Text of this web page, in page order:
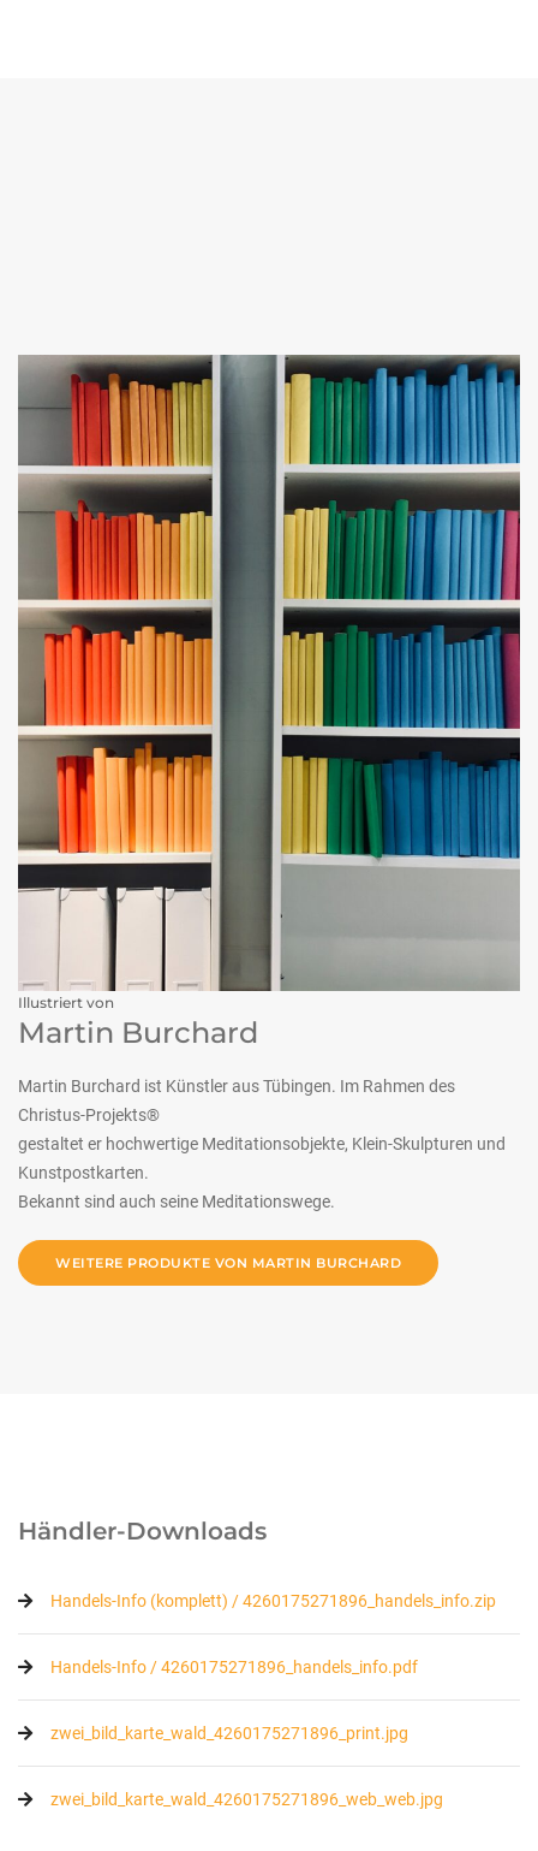
Illustriert von
Martin Burchard
Martin Burchard ist Künstler aus Tübingen. Im Rahmen des
Christus-Projekts®
gestaltet er hochwertige Meditationsobjekte, Klein-Skulpturen und
Kunstpostkarten.
Bekannt sind auch seine Meditationswege.
WEITERE PRODUKTE VON MARTIN BURCHARD
Händler-Downloads
Handels-Info (komplett) / 4260175271896_handels_info.zip
Handels-Info / 4260175271896_handels_info.pdf
zwei_bild_karte_wald_4260175271896_print.jpg
zwei_bild_karte_wald_4260175271896_web_web.jpg